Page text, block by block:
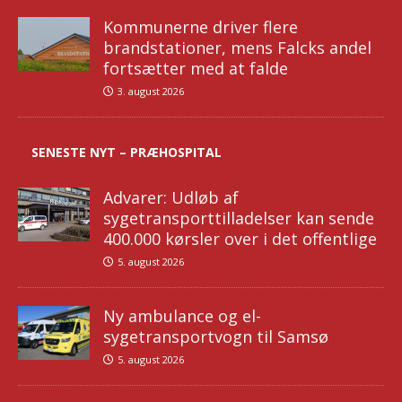
Kommunerne driver flere
brandstationer, mens Falcks andel
fortsætter med at falde
3. august 2026
SENESTE NYT – PRÆHOSPITAL
Advarer: Udløb af
sygetransporttilladelser kan sende
400.000 kørsler over i det offentlige
5. august 2026
Ny ambulance og el-
sygetransportvogn til Samsø
5. august 2026